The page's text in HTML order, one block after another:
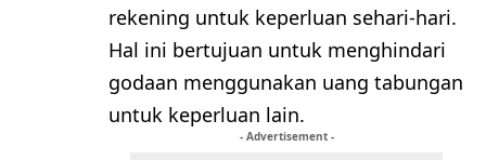
rekening untuk keperluan sehari-hari.
Hal ini bertujuan untuk menghindari
godaan menggunakan uang tabungan
untuk keperluan lain.
- Advertisement -